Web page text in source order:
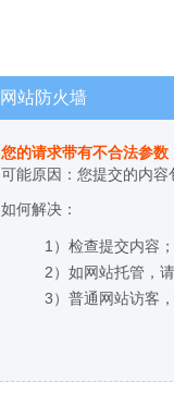
网站防火墙
您的请求带有不合法参数
可能原因：您提交的内
如何解决：
1）检查提交内容；
2）如网站托管，
3）普通网站访客